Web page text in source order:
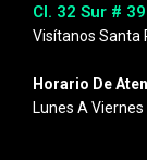
Cl. 32 Sur #
Visítanos Santa
Horario De
Lunes A Viernes